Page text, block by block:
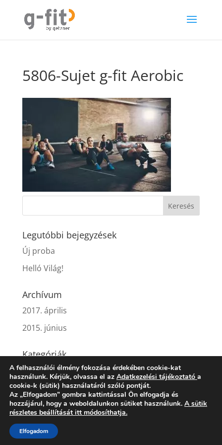
5806-Sujet g-fit Aerobic
Legutóbbi bejegyzések
Új proba
Helló Világ!
Archívum
2017. április
2015. június
Kategóriák
Egyéb
Adatvédelem
A felhasználói élmény fokozása érdekében cookie-kat
használunk. Kérjük, olvassa el az Adatkezelési tájékoztató a
cookie-k (sütik) használatáról szóló pontját.
Az „Elfogadom” gombra kattintással Ön elfogadja és
hozzájárul, hogy a weboldalunkon sütiket használunk. A sütik
részletes beállítását itt módosíthatja.
Elfogadom